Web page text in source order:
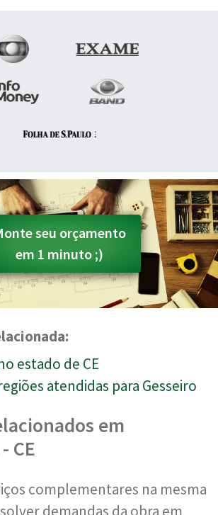
seu orçamento
em 1 minuto ;)
estado de CE
atendidas para Gesseiro
em
CE
complementares na mesma
demandas da obra em